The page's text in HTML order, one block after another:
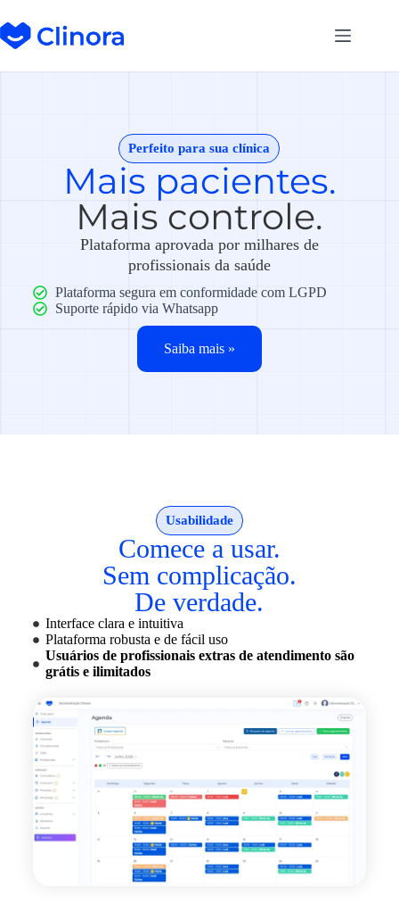
Perfeito para sua clínica
Mais pacientes.
Mais controle.
Plataforma aprovada por milhares de
profissionais da saúde
Plataforma segura em conformidade com LGPD
Suporte rápido via Whatsapp
Saiba mais »
Usabilidade
Comece a usar.
Sem complicação.
De verdade.
Interface clara e intuitiva
Plataforma robusta e de fácil uso
Usuários de profissionais extras de atendimento são
grátis e ilimitados